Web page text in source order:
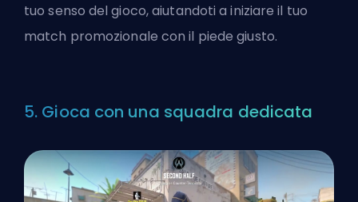
tuo senso del gioco, aiutandoti a iniziare il tuo
match promozionale con il piede giusto.
5. Gioca con una squadra dedicata